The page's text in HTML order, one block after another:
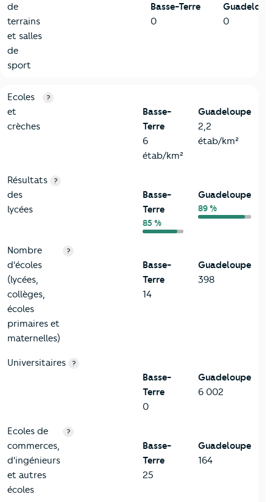
de
terrains
et salles
de
sport
Basse-Terre
0
0
4-Education
Critères
Ecoles
et
crèches
?
Basse-
Terre
6
étab/km²
Guadeloupe
2,2
étab/km²
Résultats
des
lycées
?
Basse-
Terre
85 %
Guadeloupe
89 %
Nombre
d'écoles
(lycées,
collèges,
écoles
primaires et
maternelles)
?
Basse-
Terre
14
Guadeloupe
398
Universitaires ?
Basse-
Terre
0
Guadeloupe
6 002
Ecoles de
commerces,
d'ingénieurs
et autres
écoles
?
Basse-
Terre
25
Guadeloupe
164